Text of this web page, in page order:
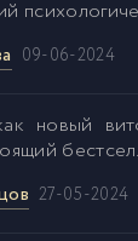
09-06-2024
новый
27-05-2024